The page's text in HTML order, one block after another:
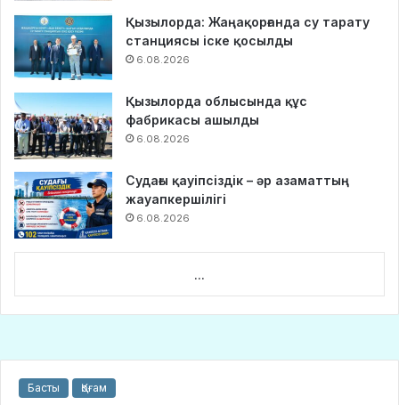
Қызылорда: Жаңақорғанда су тарату
станциясы іске қосылды
6.08.2026
Қызылорда облысында құс
фабрикасы ашылды
6.08.2026
Судағы қауіпсіздік – әр азаматтың
жауапкершілігі
6.08.2026
...